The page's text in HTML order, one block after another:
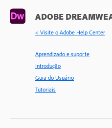
ADOBE
< Visite o Adobe Help Center
Aprendizado e suporte
Introdução
Guia do Usuário
Tutoriais